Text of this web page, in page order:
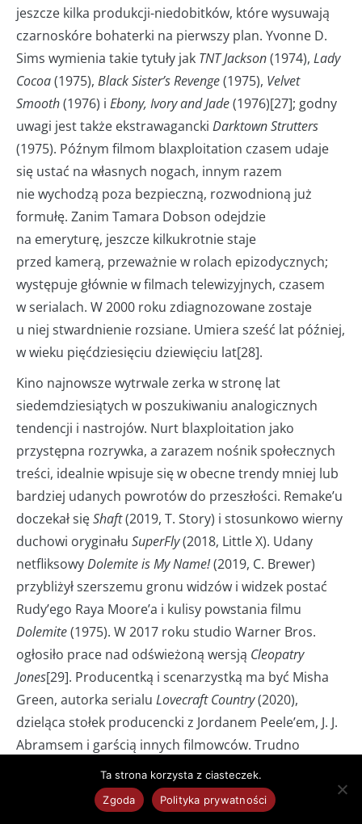
jeszcze kilka produkcji-niedobitków, które wysuwają
czarnoskóre bohaterki na pierwszy plan. Yvonne D.
Sims wymienia takie tytuły jak TNT Jackson(1974), Lady
Cocoa(1975), Black Sister’s Revenge(1975), Velvet
Smooth(1976) i Ebony, Ivory and Jade(1976)[27]; godny
uwagi jest także ekstrawagancki Darktown Strutters
(1975). Późnym filmom blaxploitation czasem udaje
się ustać na własnych nogach, innym razem
nie wychodzą poza bezpieczną, rozwodnioną już
formułę. Zanim Tamara Dobson odejdzie
na emeryturę, jeszcze kilkukrotnie staje
przed kamerą, przeważnie w rolach epizodycznych;
występuje głównie w filmach telewizyjnych, czasem
w serialach. W 2000 roku zdiagnozowane zostaje
u niej stwardnienie rozsiane. Umiera sześć lat później,
w wieku pięćdziesięciu dziewięciu lat[28].
Kino najnowsze wytrwale zerka w stronę lat
siedemdziesiątych w poszukiwaniu analogicznych
tendencji i nastrojów. Nurt blaxploitation jako
przystępna rozrywka, a zarazem nośnik społecznych
treści, idealnie wpisuje się w obecne trendy mniej lub
bardziej udanych powrotów do przeszłości. Remake’u
doczekał sięShaft(2019, T. Story) i stosunkowo wierny
duchowi oryginału SuperFly(2018, Little X). Udany
netfliksowyDolemite is My Name!(2019, C. Brewer)
przybliżył szerszemu gronu widzów i widzek postać
Rudy’ego Raya Moore’a i kulisy powstania filmu
Dolemite(1975). W 2017 roku studio Warner Bros.
ogłosiło prace nad odświeżoną wersją Cleopatry
Jones[29]. Producentką i scenarzystką ma być Misha
Green, autorka serialu Lovecraft Country(2020),
dzieląca stołek producencki z Jordanem Peele’em, J. J.
Abramsem i garścią innych filmowców. Trudno
przewidzieć czy Cleo wyjdzie obronną ręką
ze spowodowanych pandemią koronawirusa cięć
budżetowych. Znając jej temperament, szansa
Ta strona korzysta z ciasteczek.
Zgoda
Polityka prywatności